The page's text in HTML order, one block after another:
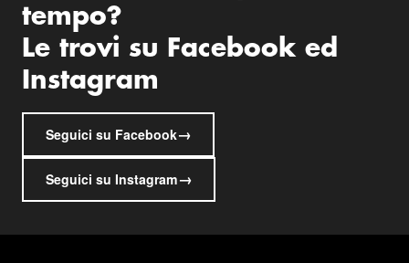
tempo?
Le trovi su Facebook ed
Instagram
Seguici su Facebook→
Seguici su Instagram→